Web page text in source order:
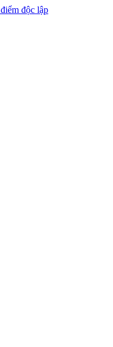
độc lập